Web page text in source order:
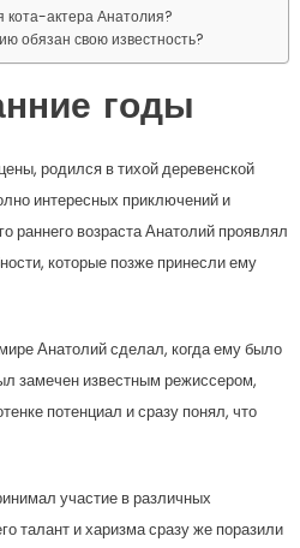
кота-актера Анатолия?
обязан свою известность?
годы
родился в тихой деревенской
интересных приключений и
раннего возраста Анатолий проявлял
которые позже принесли ему
Анатолий сделал, когда ему было
замечен известным режиссером,
потенциал и сразу понял, что
участие в различных
талант и харизма сразу же поразили